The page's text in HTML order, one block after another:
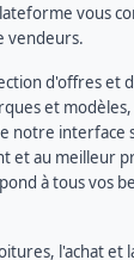
vous
vendeurs.
d'offres et
et
notre interface
et au meilleur
à tous vos
l'achat et